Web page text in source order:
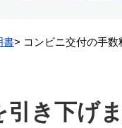
書> コンビニ交付の手数
き下げ